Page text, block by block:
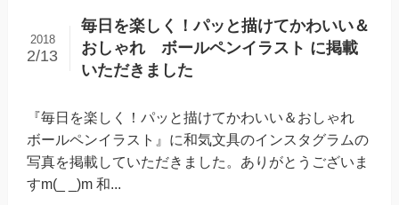
毎日を楽しく！パッと描けてかわいい＆
おしゃれ ボールペンイラスト に掲載
いただきました
2018
2/13
『毎日を楽しく！パッと描けてかわいい＆おしゃれ
ボールペンイラスト』に和気文具のインスタグラムの
写真を掲載していただきました。ありがとうございま
すm(_ _)m 和...